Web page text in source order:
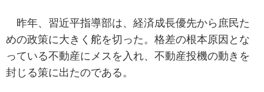
昨年、習近平指導部は、経済成長優先から庶民た
めの政策に大きく舵を切った。格差の根本原因とな
っている不動産にメスを入れ、不動産投機の動きを
封じる策に出たのである。